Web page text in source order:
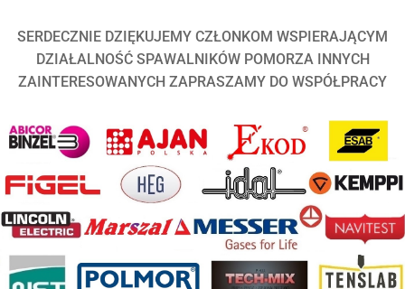
SERDECZNIE DZIĘKUJEMY CZŁONKOM WSPIERAJĄCYM
DZIAŁALNOŚĆ SPAWALNIKÓW POMORZA INNYCH
ZAINTERESOWANYCH ZAPRASZAMY DO WSPÓŁPRACY